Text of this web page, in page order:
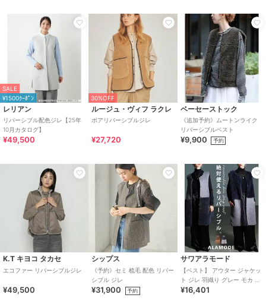
SALE
¥1500ｸｰﾎﾟﾝ
レリアン
リバーシブル配色ジレ【25年
10月カタログ】
¥49,500
30%OFF
ルージュ・ヴィフ ラクレ
ボアリバーシブルジレ
¥27,720
ベーセーストック
《追加予約》ムートンライク
リバーシブルベスト
¥9,900 予約
K.T キヨコ タカセ
エコファー リバーシブルジレ
¥49,500
シップス
《予約》セミ 梳毛 配色 リバー
シブル ジレ
¥31,900 予約
サワアラモード
【ベスト】 アウター ジャケッ
ト ジレ 羽織り グレー モカ ノ
ースリーブ ボア リバーシブル
¥16,401